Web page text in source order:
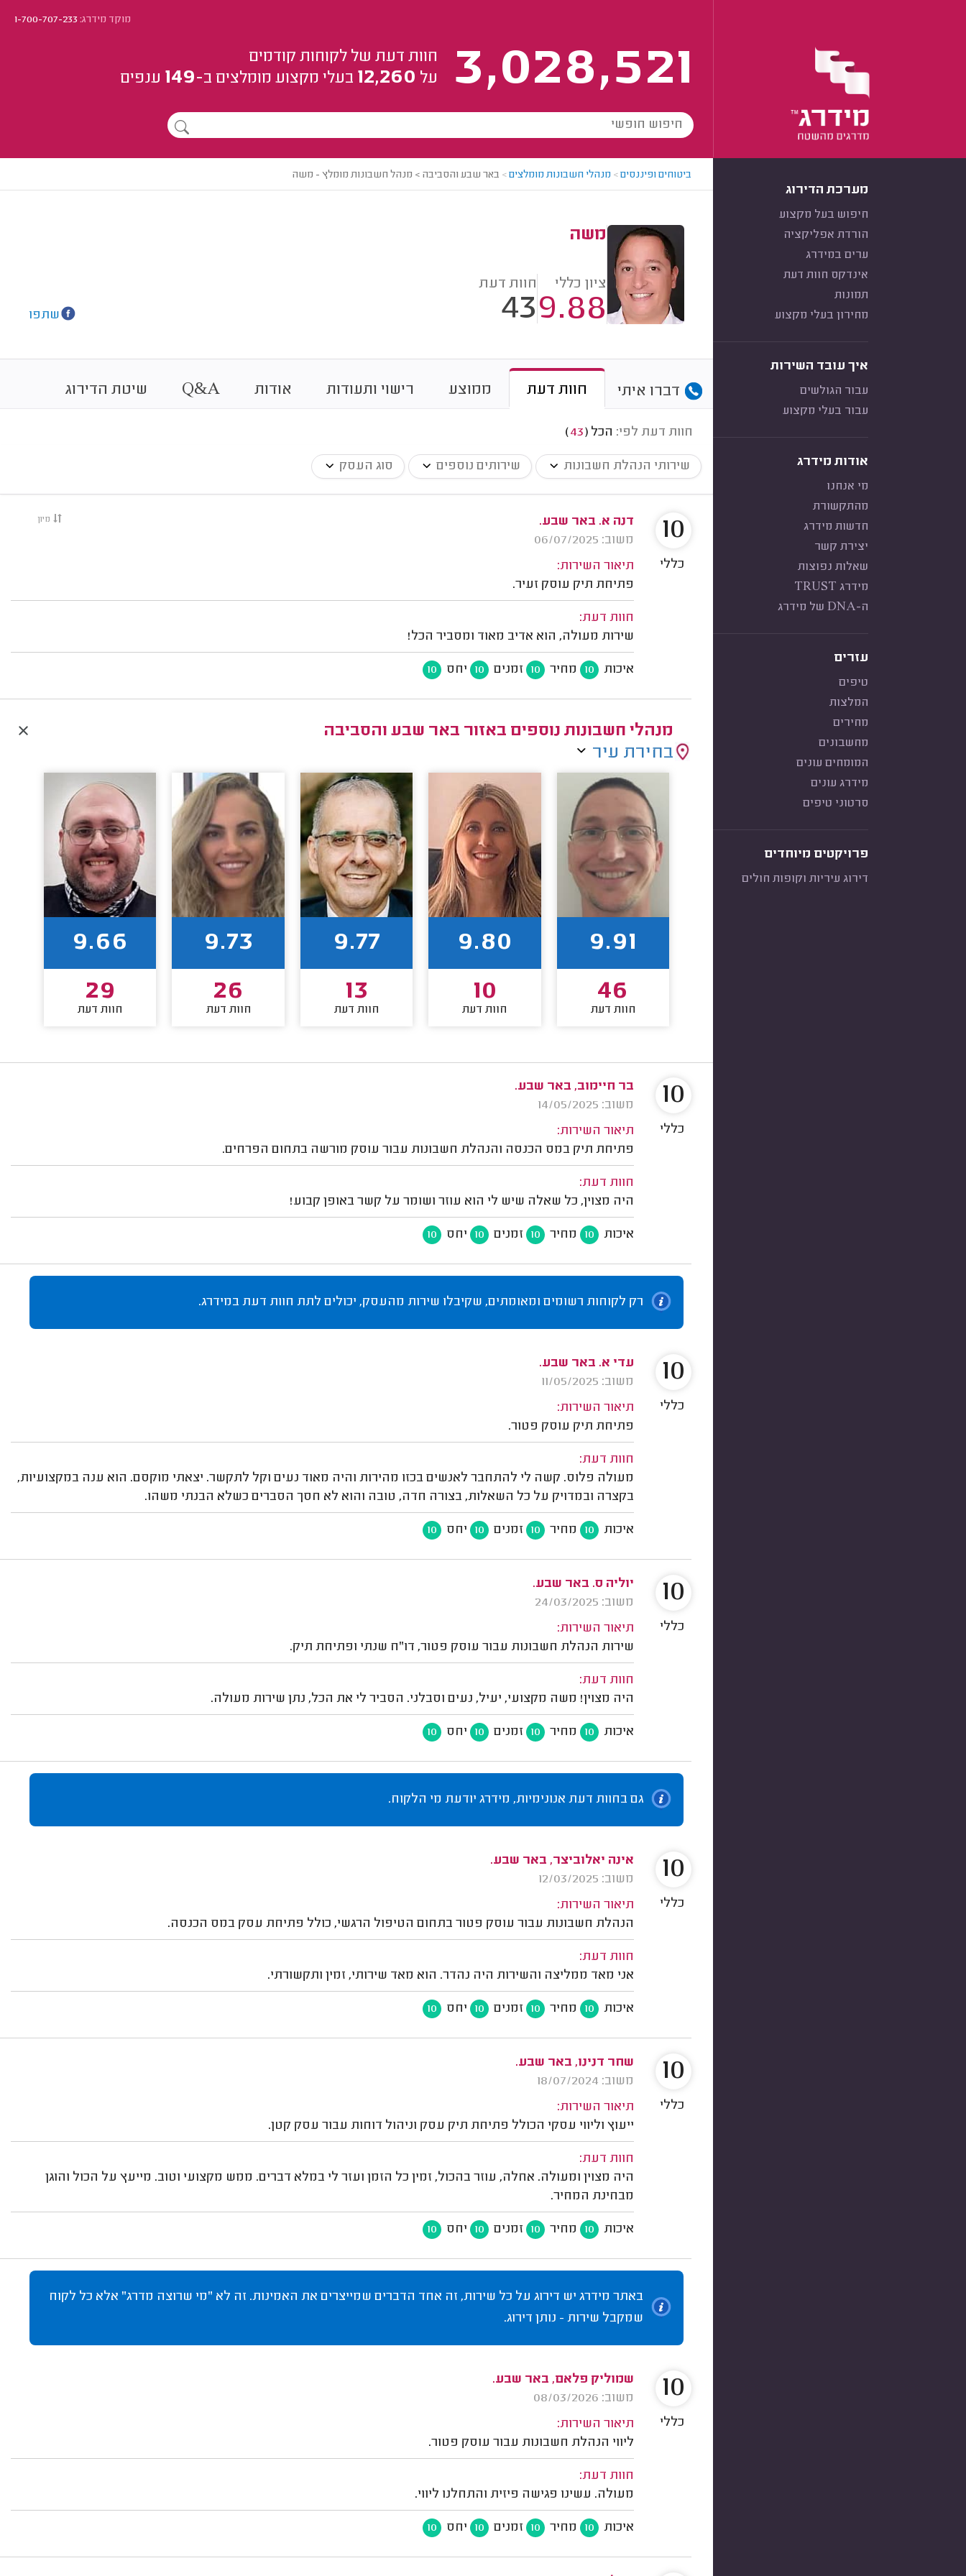
מוקד מידרג:1-700-707-233
3,028,521
חוות דעת של לקוחות קודמים
על 12,260 בעלי מקצוע מומלצים ב-149 ענפים
מערכת הדירוג
חיפוש בעל מקצוע
הורדת אפליקציה
ערים במידרג
אינדקס חוות דעת
תמונות
מחירון בעלי מקצוע
איך עובד השירות
עבור הגולשים
עבור בעלי מקצוע
אודות מידרג
מי אנחנו
מהתקשורת
חדשות מידרג
יצירת קשר
שאלות נפוצות
מידרג TRUST
ה-DNA של מידרג
עזרים
טיפים
המלצות
מחירים
מחשבונים
המומחים עונים
מידרג עונים
סרטוני טיפים
פרויקטים מיוחדים
דירוג עיריות וקופות חולים
ביטוחים ופיננסים> מנהלי חשבונות מומלצים> באר שבע והסביבה > מנהל חשבונות מומלץ - משה
משה
ציון כללי
9.88
חוות דעת
43 שתפו
דברו איתי חוות דעת ממוצע רישוי ותעודות אודות Q&A שיטת הדירוג
חוות דעת לפי: הכל (
43
)
שירותי הנהלת חשבונות שירותים נוספים סוג העסק
מיון
דנה א. באר שבע.
משוב: 06/07/2025
תיאור השירות:
פתיחת תיק עוסק זעיר.
חוות דעת:
שירות מעולה, הוא אדיב מאוד ומסביר הכל!
איכות 10 מחיר 10 זמנים 10 יחס 10
10
כללי
מנהלי חשבונות נוספים באזור באר שבע והסביבה
בחירת עיר
9.91
46
חוות דעת
9.80
10
חוות דעת
9.77
13
חוות דעת
9.73
26
חוות דעת
9.66
29
חוות דעת
בר חיימוב, באר שבע.
משוב: 14/05/2025
תיאור השירות:
פתיחת תיק במס הכנסה והנהלת חשבונות עבור עוסק מורשה בתחום הפרחים.
חוות דעת:
היה מצוין, כל שאלה שיש לי הוא עוזר ושומר על קשר באופן קבוע!
איכות 10 מחיר 10 זמנים 10 יחס 10
10
כללי
רק לקוחות רשומים ומאומתים, שקיבלו שירות מהעסק, יכולים לתת חוות דעת במידרג.
עדי א. באר שבע.
משוב: 11/05/2025
תיאור השירות:
פתיחת תיק עוסק פטור.
חוות דעת:
מעולה פלוס. קשה לי להתחבר לאנשים בכזו מהירות והיה מאוד נעים וקל לתקשר. יצאתי מוקסם. הוא ענה במקצועיות,
בקצרה ובמדויק על כל השאלות, בצורה חדה, טובה והוא לא חסך הסברים כשלא הבנתי משהו.
איכות 10 מחיר 10 זמנים 10 יחס 10
10
כללי
יוליה ס. באר שבע.
משוב: 24/03/2025
תיאור השירות:
שירות הנהלת חשבונות עבור עוסק פטור, דו"ח שנתי ופתיחת תיק.
חוות דעת:
היה מצוין! משה מקצועי, יעיל, נעים וסבלני. הסביר לי את הכל, נתן שירות מעולה.
איכות 10 מחיר 10 זמנים 10 יחס 10
10
כללי
גם בחוות דעת אנונימיות, מידרג יודעת מי הלקוח.
אינה יאלוביצר, באר שבע.
משוב: 12/03/2025
תיאור השירות:
הנהלת חשבונות עבור עוסק פטור בתחום הטיפול הרגשי, כולל פתיחת עסק במס הכנסה.
חוות דעת:
אני מאד ממליצה והשירות היה נהדר. הוא מאד שירותי, זמין ותקשורתי.
איכות 10 מחיר 10 זמנים 10 יחס 10
10
כללי
שחר דנינו, באר שבע.
משוב: 18/07/2024
תיאור השירות:
ייעוץ וליווי עסקי הכולל פתיחת תיק עסק וניהול דוחות עבור עסק קטן.
חוות דעת:
היה מצוין ומעולה. אחלה, עוזר בהכול, זמין כל הזמן ועזר לי במלא דברים. ממש מקצועי וטוב. מייעץ על הכול והוגן
מבחינת המחיר.
איכות 10 מחיר 10 זמנים 10 יחס 10
10
כללי
באתר מידרג יש דירוג על כל שירות, זה אחד הדברים שמייצרים את האמינות. זה לא "מי שרוצה מדרג" אלא כל לקוח
שמקבל שירות - נותן דירוג.
שמוליק פלאם, באר שבע.
משוב: 08/03/2026
תיאור השירות:
ליווי הנהלת חשבונות עבור עוסק פטור.
חוות דעת:
מעולה. עשינו פגישה פיזית והתחלנו ליווי.
איכות 10 מחיר 10 זמנים 10 יחס 10
10
כללי